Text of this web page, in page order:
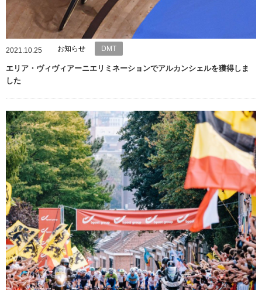
2021.10.25 お知らせ DMT
エリア・ヴィヴィアーニエリミネーションでアルカンシェルを獲得しま
した